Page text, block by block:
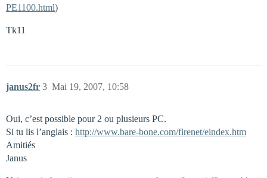
PE1100.html)
Tk11
janus2fr Mai 19, 2007, 10:58
3
Oui, c’est possible pour 2 ou plusieurs PC.
Si tu lis l’anglais : http://www.bare-bone.com/firenet/eindex.htm
Amitiés
Janus